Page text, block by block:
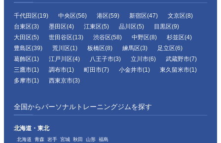
千代田区(19) 中央区(56) 港区(59) 新宿区(47)
文京区(8)
台東区(3)
墨田区(4) 江東区(5) 品川区(5)
目黒区(9)
大田区(5)
世田谷区(13) 渋谷区(58) 中野区(8)
杉並区(4)
豊島区(39)
荒川区(1) 板橋区(8) 練馬区(3)
足立区(6)
葛飾区(1)
江戸川区(4) 八王子市(3) 立川市(6)
武蔵野市(7)
三鷹市(1)
調布市(1) 町田市(7) 小金井市(1)
東久留米市(1)
多摩市(1)
西東京市(3)
全国からパーソナルトレーニングジムを探す
北海道・東北
北海道 青森 岩手 宮城 秋田 山形 福島